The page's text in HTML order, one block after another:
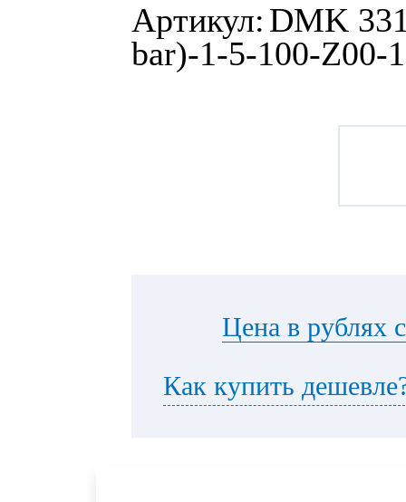
Артикул: DMK
bar)-1-5-100-Z00-
Цена в рублях
Как купить